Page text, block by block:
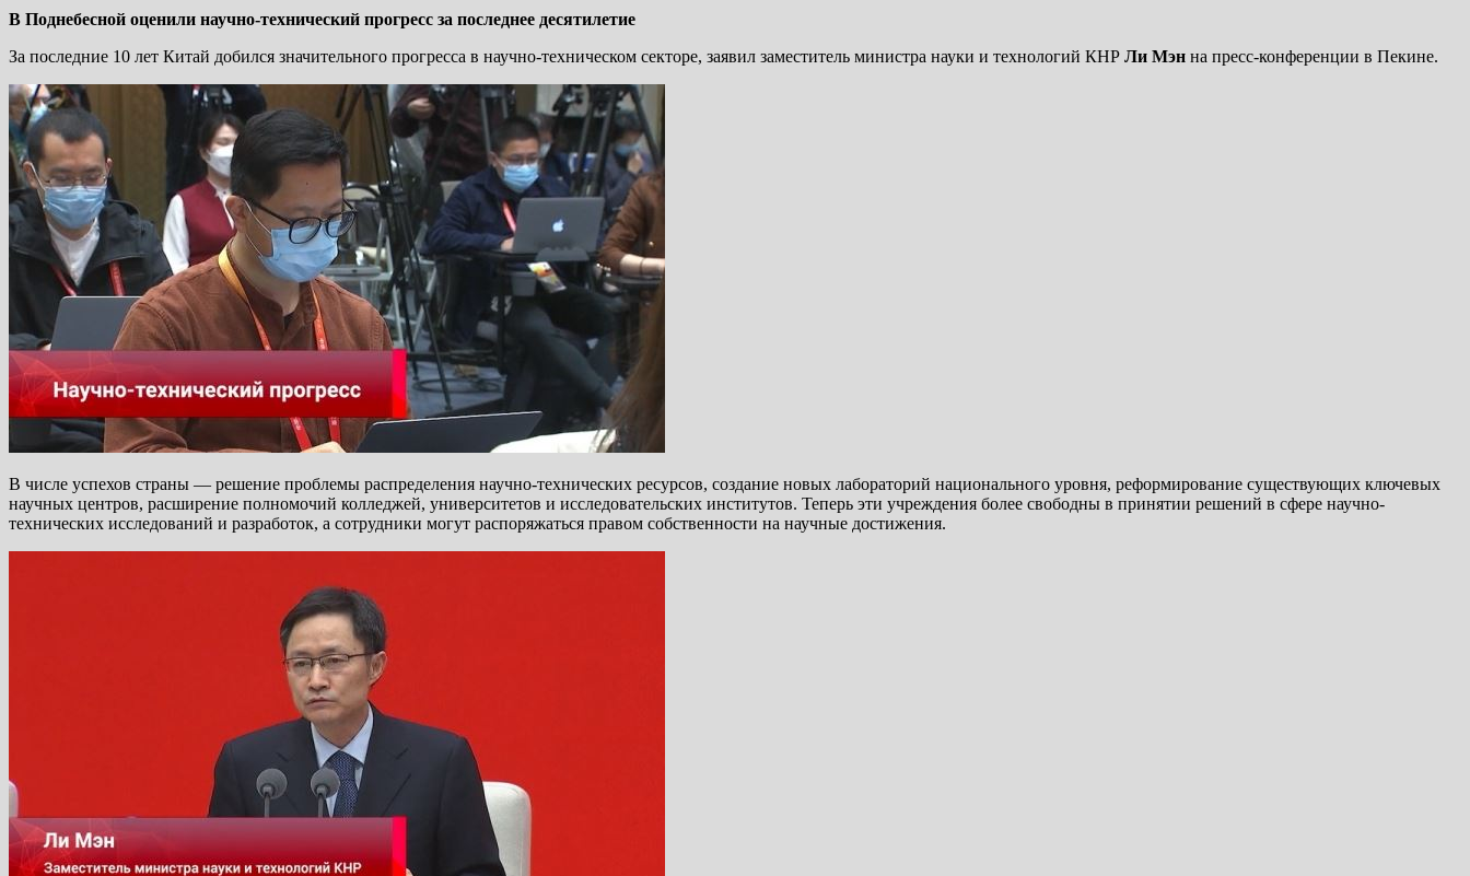
В Поднебесной оценили научно-технический прогресс за последнее десятилетие
За последние 10 лет Китай добился значительного прогресса в научно-техническом секторе, заявил заместитель министра науки и технологий КНР Ли Мэн на пресс-конференции в Пекине.
В числе успехов страны — решение проблемы распределения научно-технических ресурсов, создание новых лабораторий национального уровня, реформирование существующих ключевых
научных центров, расширение полномочий колледжей, университетов и исследовательских институтов. Теперь эти учреждения более свободны в принятии решений в сфере научно-
технических исследований и разработок, а сотрудники могут распоряжаться правом собственности на научные достижения.